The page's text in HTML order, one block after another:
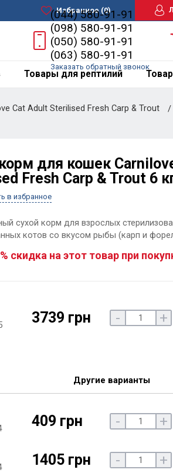
Избранное(0)
(044) 580-91-91
(098) 580-91-91
(050) 580-91-91
(063) 580-91-91
Заказать обратный звонок
Товары для рептилий
Cat Adult Sterilised Fresh Carp & Trout
для кошек
Fresh Carp & Trout 6
в избранное
сухой корм для взрослых
котов со вкусом рыбы (карп и
скидка на этот товар при
3739 грн - +
Другие варианты
409 грн - +
1405 грн - +